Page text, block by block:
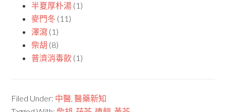
半夏厚朴湯 (1)
麥門冬 (11)
澤瀉 (1)
柴胡 (8)
普濟消毒飲 (1)
Filed Under: 中醫,醫藥新知